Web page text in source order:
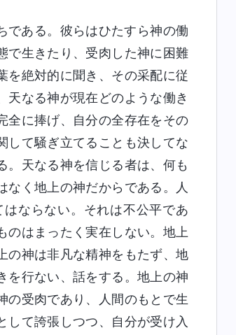
ある。彼らはひたすら神の働
で生きたり、受肉した神に困難
を絶対的に聞き、その采配に従
天なる神が現在どのような働き
全に捧げ、自分の全存在をその
して騒ぎ立てることも決してな
。天なる神を信じる者は、何も
く地上の神だからである。人
ならない。それは不公平であ
のはまったく実在しない。地上
の神は非凡な精神をもたず、地
を行ない、話をする。地上の神
の受肉であり、人間のもとで生
て誇張しつつ、自分が受け入